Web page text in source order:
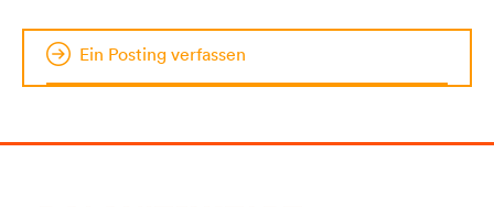
Ein Posting verfassen